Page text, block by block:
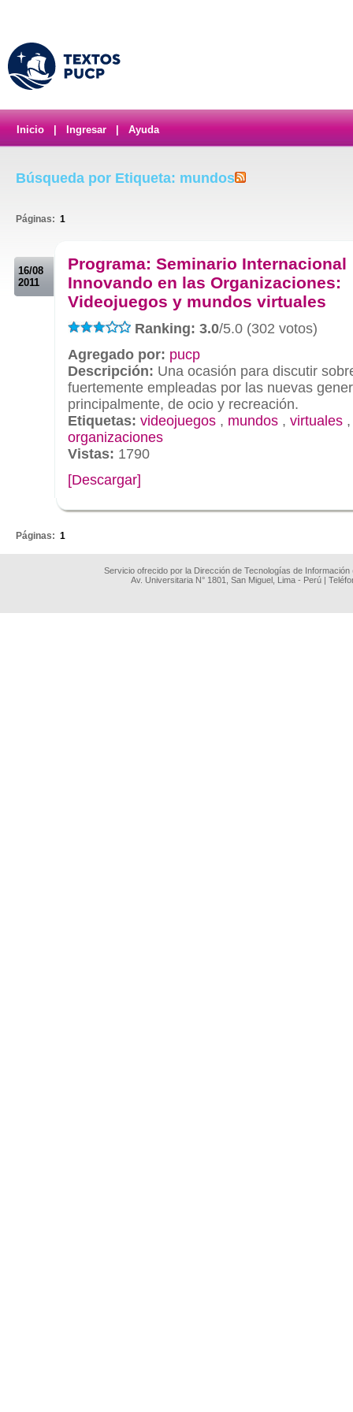
Inicio Ingresar Ayuda
Búsqueda por Etiqueta: mundos
Páginas: 1
16/08
2011
Programa: Seminario Internacional
Innovando en las Organizaciones:
Videojuegos y mundos virtuales
Ranking: 3.0/5.0 (302 votos)
Agregado por: pucp
Descripción: Una ocasión para discutir
fuertemente empleadas por las nuevas
principalmente, de ocio y recreación.
Etiquetas: videojuegos , mundos , virtuales
organizaciones
Vistas: 1790
[Descargar]
Páginas: 1
Servicio ofrecido por la Dirección de Tecnologías de
Av. Universitaria N° 1801, San Miguel, Lima - Perú |